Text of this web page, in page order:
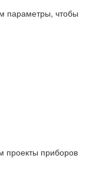
параметры, чтобы
проекты приборов